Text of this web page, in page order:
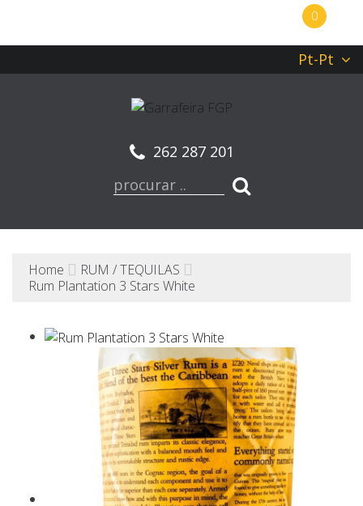
0
Pt-Pt
262 287 201
Home
RUM / TEQUILAS
Rum Plantation 3 Stars White